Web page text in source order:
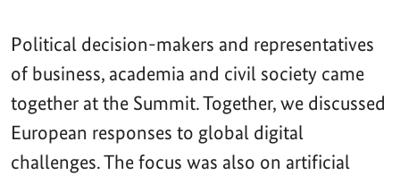
Political decision-makers and representatives
of business, academia and civil society came
together at the Summit. Together, we discussed
European responses to global digital
challenges. The focus was also on artificial